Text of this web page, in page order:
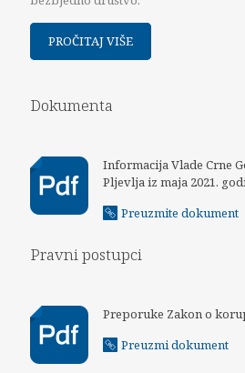
PROČITAJ VIŠE
Dokumenta
Informacija Vlade Crne
Pljevlja iz maja 2021.
Preuzmite dokument
Pravni postupci
Preporuke Zakon o
Preuzmi dokument